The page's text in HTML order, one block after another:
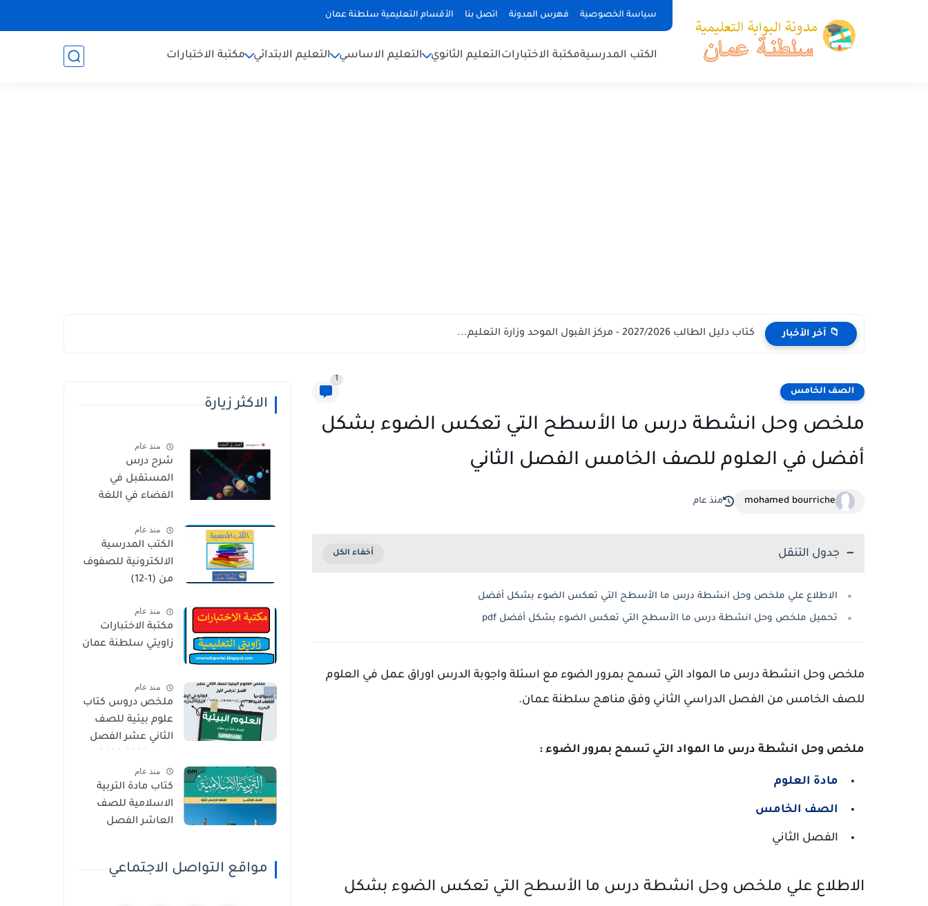
سياسة الخصوصية فهرس المدونة اتصل بنا الأقسام التعليمية سلطنة عمان
الكتب المدرسيةمكتبة الاختباراتالتعليم الثانوي التعليم الاساسي التعليم الابتدائي مكتبة الاختبارات
📁 آخر الأخبار كتاب دليل الطالب 2027/2026 - مركز القبول الموحد وزارة التعليم...
الصف الخامس
1
ملخص وحل انشطة درس ما الأسطح التي تعكس الضوء بشكل
أفضل في العلوم للصف الخامس الفصل الثاني
mohamed bourriche منذ عام
جدول التنقل
الاطلاع علي ملخص وحل انشطة درس ما الأسطح التي تعكس الضوء بشكل أفضل
تحميل ملخص وحل انشطة درس ما الأسطح التي تعكس الضوء بشكل أفضل pdf
ملخص وحل انشطة درس ما المواد التي تسمح بمرور الضوء مع اسئلة واجوبة الدرس اوراق عمل في العلوم
للصف الخامس من الفصل الدراسي الثاني وفق مناهج سلطنة عمان.
ملخص وحل انشطة درس ما المواد التي تسمح بمرور الضوء :
مادة العلوم
الصف الخامس
الفصل الثاني
الاطلاع علي ملخص وحل انشطة درس ما الأسطح التي تعكس الضوء بشكل
الاكثر زيارة
منذ عام
شرح درس
المستقبل في
الفضاء في اللغة
الخامس الفصل
الثاني
منذ عام
الكتب المدرسية
الالكترونية للصفوف
من (1-12)
منذ عام
مكتبة الاختبارات
زاويتي سلطنة عمان
منذ عام
ملخص دروس كتاب
علوم بيئية للصف
الثاني عشر الفصل
منذ عام
كتاب مادة التربية
الاسلامية للصف
العاشر الفصل
مواقع التواصل الاجتماعي